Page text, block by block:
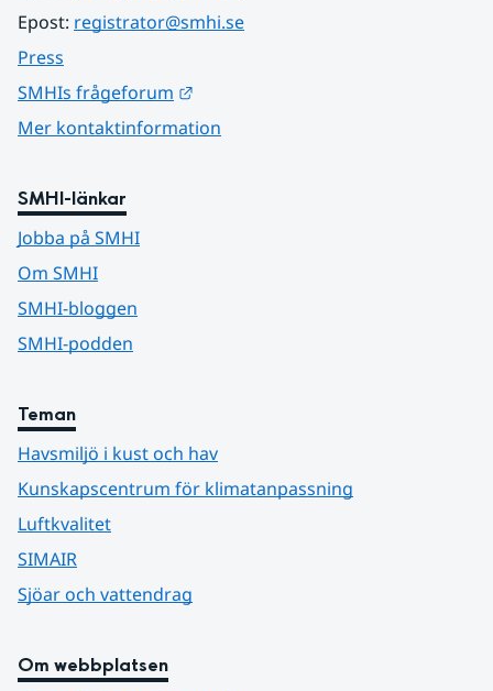
Epost: registrator@smhi.se
Press
SMHIs frågeforum
Mer kontaktinformation
SMHI-länkar
Jobba på SMHI
Om SMHI
SMHI-bloggen
SMHI-podden
Teman
Havsmiljö i kust och hav
Kunskapscentrum för klimatanpassning
Luftkvalitet
SIMAIR
Sjöar och vattendrag
Om webbplatsen